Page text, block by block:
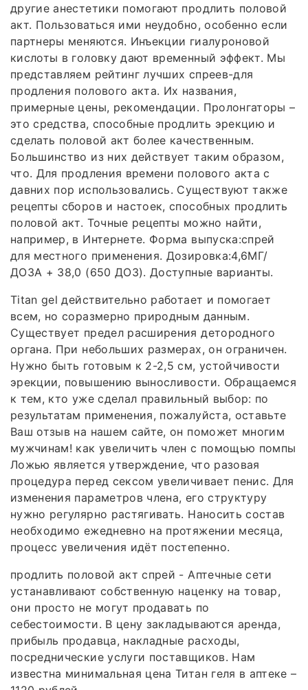
другие анестетики помогают продлить половой
акт. Пользоваться ими неудобно, особенно если
партнеры меняются. Инъекции гиалуроновой
кислоты в головку дают временный эффект. Мы
представляем рейтинг лучших спреев-для
продления полового акта. Их названия,
примерные цены, рекомендации. Пролонгаторы –
это средства, способные продлить эрекцию и
сделать половой акт более качественным.
Большинство из них действует таким образом,
что. Для продления времени полового акта с
давних пор использовались. Существуют также
рецепты сборов и настоек, способных продлить
половой акт. Точные рецепты можно найти,
например, в Интернете. Форма выпуска:спрей
для местного применения. Дозировка:4,6МГ/
ДОЗА + 38,0 (650 ДОЗ). Доступные варианты.
Titan gel действительно работает и помогает
всем, но соразмерно природным данным.
Существует предел расширения детородного
органа. При небольших размерах, он ограничен.
Нужно быть готовым к 2-2,5 см, устойчивости
эрекции, повышению выносливости. Обращаемся
к тем, кто уже сделал правильный выбор: по
результатам применения, пожалуйста, оставьте
Ваш отзыв на нашем сайте, он поможет многим
мужчинам! как увеличить член с помощью помпы
Ложью является утверждение, что разовая
процедура перед сексом увеличивает пенис. Для
изменения параметров члена, его структуру
нужно регулярно растягивать. Наносить состав
необходимо ежедневно на протяжении месяца,
процесс увеличения идёт постепенно.
продлить половой акт спрей - Аптечные сети
устанавливают собственную наценку на товар,
они просто не могут продавать по
себестоимости. В цену закладываются аренда,
прибыль продавца, накладные расходы,
посреднические услуги поставщиков. Нам
известна минимальная цена Титан геля в аптеке –